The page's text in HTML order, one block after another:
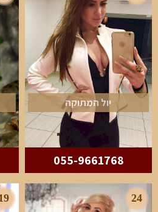
יול המתוקה
055-9661768
24